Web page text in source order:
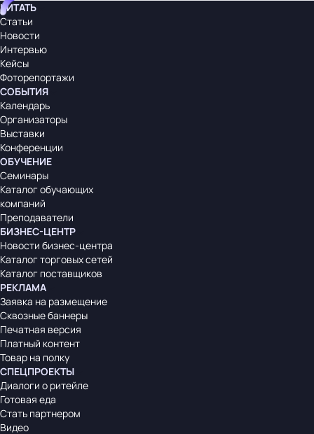
ЧИТАТЬ
Статьи
Новости
Интервью
Кейсы
Фоторепортажи
СОБЫТИЯ
Календарь
Организаторы
Выставки
Конференции
ОБУЧЕНИЕ
Семинары
Каталог обучающих
компаний
Преподаватели
БИЗНЕС-ЦЕНТР
Новости бизнес-центра
Каталог торговых сетей
Каталог поставщиков
РЕКЛАМА
Заявка на размещение
Сквозные баннеры
Печатная версия
Платный контент
Товар на полку
СПЕЦПРОЕКТЫ
Диалоги о ритейле
Готовая еда
Стать партнером
Видео